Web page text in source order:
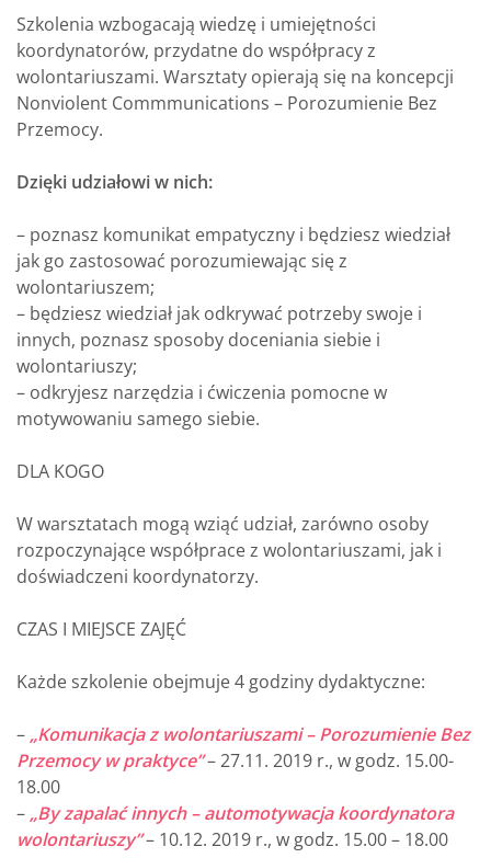
Szkolenia wzbogacają wiedzę i umiejętności
koordynatorów, przydatne do współpracy z
wolontariuszami. Warsztaty opierają się na koncepcji
Nonviolent Commmunications – Porozumienie Bez
Przemocy.
Dzięki udziałowi w nich:
– poznasz komunikat empatyczny i będziesz wiedział
jak go zastosować porozumiewając się z
wolontariuszem;
– będziesz wiedział jak odkrywać potrzeby swoje i
innych, poznasz sposoby doceniania siebie i
wolontariuszy;
– odkryjesz narzędzia i ćwiczenia pomocne w
motywowaniu samego siebie.
DLA KOGO
W warsztatach mogą wziąć udział, zarówno osoby
rozpoczynające współprace z wolontariuszami, jak i
doświadczeni koordynatorzy.
CZAS I MIEJSCE ZAJĘĆ
Każde szkolenie obejmuje 4 godziny dydaktyczne:
– „Komunikacja z wolontariuszami – Porozumienie Bez
Przemocy w praktyce”– 27.11. 2019 r., w godz. 15.00-
18.00
– „By zapalać innych – automotywacja koordynatora
wolontariuszy”– 10.12. 2019 r., w godz. 15.00 – 18.00